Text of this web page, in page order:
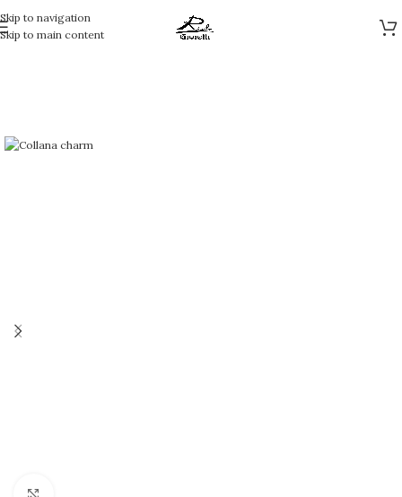
Skip to navigation
Skip to main content